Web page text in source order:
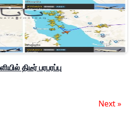
திடீர் பரபரப்பு
Next »